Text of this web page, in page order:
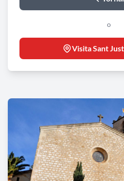
o
Visita Sant